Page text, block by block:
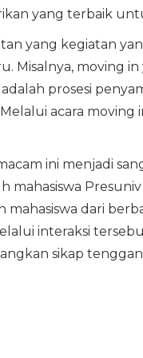
yang terbaik
yang kegiatan
Misalnya, moving
prosesi
acara
ini menjadi
mahasiswa
mahasiswa dari
interaksi
sikap